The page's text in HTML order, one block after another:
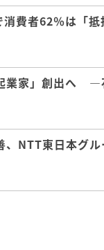
消費者62％は
業家」創出へ ―
NTT東日本グ